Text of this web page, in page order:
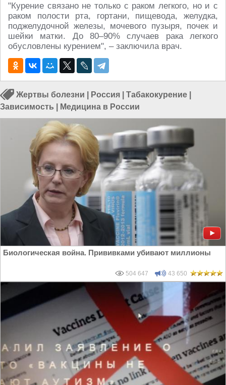
"Курение связано не только с раком легкого, но и с
раком полости рта, гортани, пищевода, желудка,
поджелудочной железы, мочевого пузыря, почек и
шейки матки. До 80–90% случаев рака легкого
обусловлены курением", – заключила врач.
Жертвы болезни Россия Табакокурение
Зависимость
Медицина в России
Биологическая война. Прививками убивают миллионы
504 647 43 650